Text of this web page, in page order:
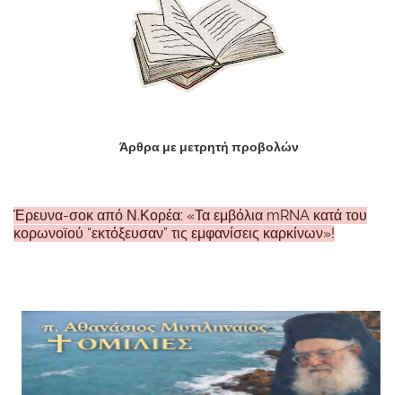
Άρθρα με μετρητή προβολών
Έρευνα-σοκ από Ν.Κορέα: «Τα εμβόλια mRNA κατά του
κορωνοϊού “εκτόξευσαν” τις εμφανίσεις καρκίνων»!